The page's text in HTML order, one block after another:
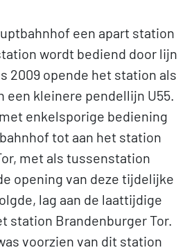
een apart station
wordt bediend door lijn
2009 opende het station als
een kleinere pendellijn U55.
enkelsporige bediening
tot aan het station
met als tussenstation
opening van deze tijdelijke
lag aan de laattijdige
station Brandenburger Tor.
voorzien van dit station